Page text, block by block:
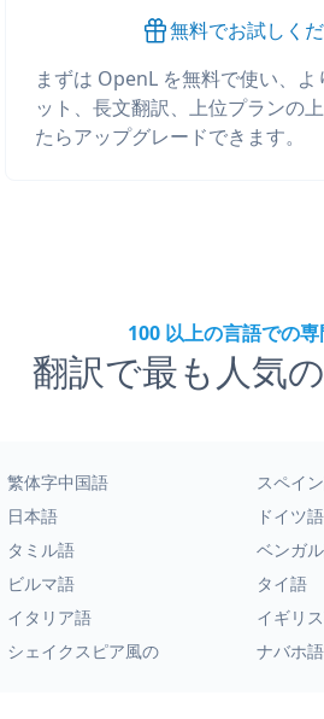
無料でお試しく
まずは OpenL を無料で使い、
ット、長文翻訳、上位プランの
たらアップグレードできます。
100 以上の言語での
翻訳で最も人気
繁体字中国語 スペイ
日本語 ドイツ語
タミル語 ベンガ
ビルマ語 タイ語
イタリア語 イギリ
シェイクスピア風の ナバホ語